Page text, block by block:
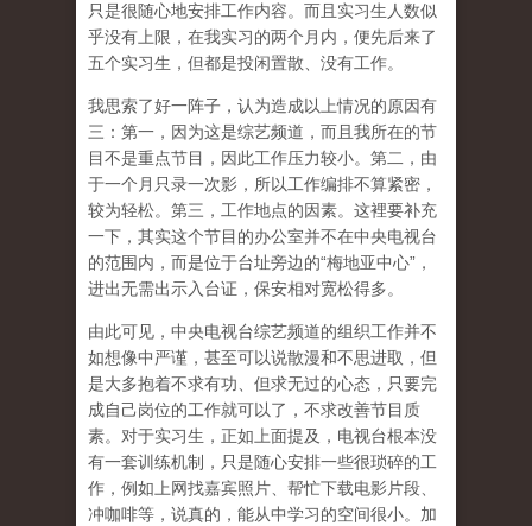
只是很随心地安排工作内容。而且实习生人数似
乎没有上限，在我实习的两个月内，便先后来了
五个实习生，但都是投闲置散、没有工作。
我思索了好一阵子，认为造成以上情况的原因有
三：第一，因为这是综艺频道，而且我所在的节
目不是重点节目，因此工作压力较小。第二，由
于一个月只录一次影，所以工作编排不算紧密，
较为轻松。第三，工作地点的因素。这裡要补充
一下，其实这个节目的办公室并不在中央电视台
的范围内，而是位于台址旁边的“梅地亚中心”，
进出无需出示入台证，保安相对宽松得多。
由此可见，中央电视台综艺频道的组织工作并不
如想像中严谨，甚至可以说散漫和不思进取，但
是大多抱着不求有功、但求无过的心态，只要完
成自己岗位的工作就可以了，不求改善节目质
素。对于实习生，正如上面提及，电视台根本没
有一套训练机制，只是随心安排一些很琐碎的工
作，例如上网找嘉宾照片、帮忙下载电影片段、
冲咖啡等，说真的，能从中学习的空间很小。加